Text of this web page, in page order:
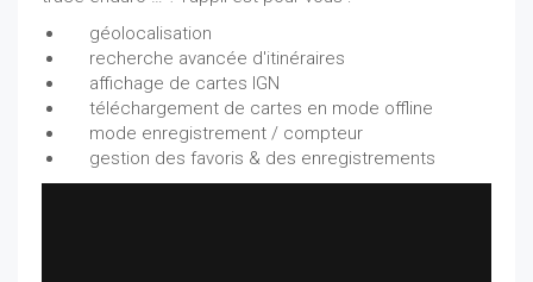
géolocalisation
recherche avancée d'itinéraires
affichage de cartes IGN
téléchargement de cartes en mode offline
mode enregistrement / compteur
gestion des favoris & des enregistrements